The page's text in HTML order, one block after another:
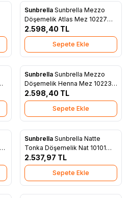
Yeni
Favorilere Ekle
Sunbrella Sunbrella Mezzo
Döşemelik Atlas Mez 10227
137
2.598,40 TL
Sepete Ekle
Yeni
Favorilere Ekle
Sunbrella Sunbrella Mezzo
Döşemelik Henna Mez 10223
137
2.598,40 TL
Sepete Ekle
Yeni
Favorilere Ekle
Sunbrella Sunbrella Natte
Tonka Döşemelik Nat 10101
140
2.537,97 TL
Sepete Ekle